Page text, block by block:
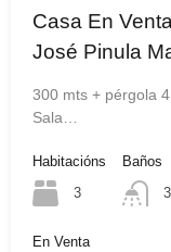
Casa En
José Pinula
300 mts + pérgola
Sala…
Habitacións
3
Baños
3
En Venta